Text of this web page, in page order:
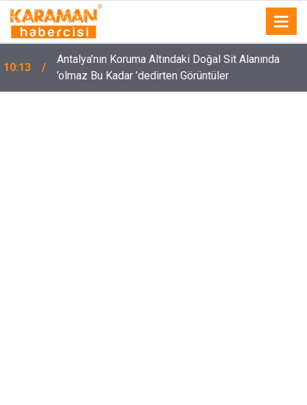
10:13
Antalya’nın Koruma Altındaki Doğal Sit Alanında
’olmaz Bu Kadar ’dedirten Görüntüler